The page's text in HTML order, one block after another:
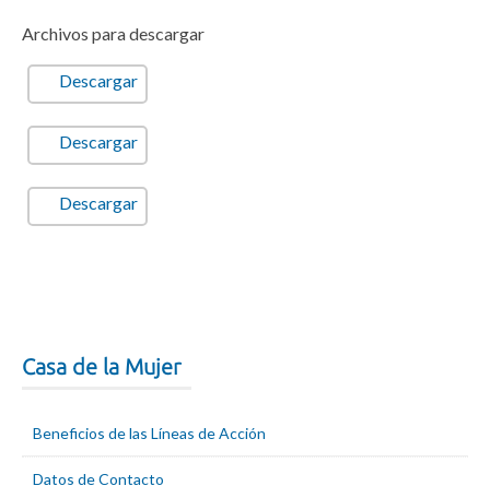
Archivos para descargar
Descargar
Descargar
Descargar
Casa de la Mujer
Beneficios de las Líneas de Acción
Datos de Contacto